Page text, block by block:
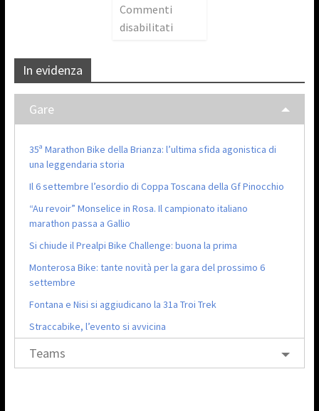
Commenti
disabilitati
In evidenza
Gare
35ª Marathon Bike della Brianza: l’ultima sfida agonistica di
una leggendaria storia
Il 6 settembre l’esordio di Coppa Toscana della Gf Pinocchio
“Au revoir” Monselice in Rosa. Il campionato italiano
marathon passa a Gallio
Si chiude il Prealpi Bike Challenge: buona la prima
Monterosa Bike: tante novità per la gara del prossimo 6
settembre
Fontana e Nisi si aggiudicano la 31a Troi Trek
Straccabike, l’evento si avvicina
Teams